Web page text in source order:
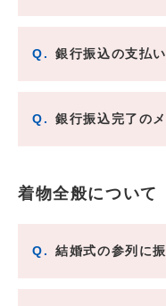
Q. 銀行振込の支払
Q. 銀行振込完了の
着物全般について
Q. 結婚式の参列に